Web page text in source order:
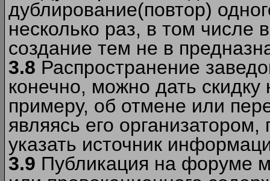
дублирование(повтор)
несколько раз, в том числе
создание тем не в
3.8 Распространение
конечно, можно дать
примеру, об отмене или
являясь его
указать источник
3.9 Публикация на форуме